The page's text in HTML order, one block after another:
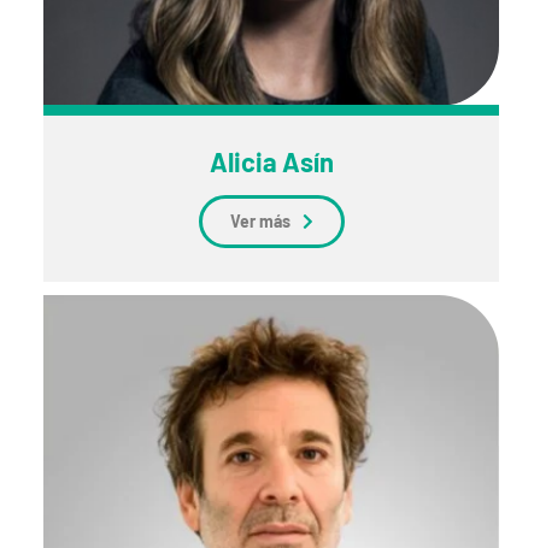
Alicia Asín
Ver más